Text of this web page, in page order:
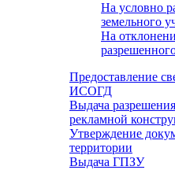
На условно
земельного
На
Предоставление
ИСОГД
Выдача
рекламной
Утверждение
территории
Выдача ГПЗУ